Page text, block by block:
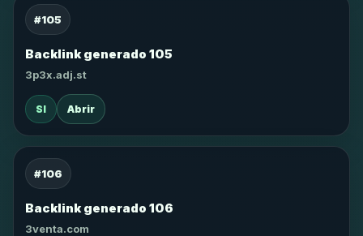
#105
Backlink generado 105
3p3x.adj.st
SI Abrir
#106
Backlink generado 106
3venta.com